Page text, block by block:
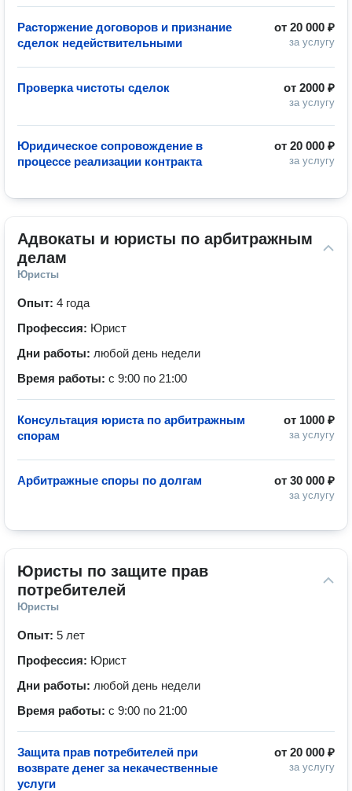
от 20 000 ₽
за услугу
Расторжение договоров и признание
сделок недействительными
от 2000 ₽
за услугу
Проверка чистоты сделок
от 20 000 ₽
за услугу
Юридическое сопровождение в
процессе реализации контракта
Адвокаты и юристы по арбитражным
делам
Юристы
Опыт: 4 года
Профессия: Юрист
Дни работы: любой день недели
Время работы: с 9:00 по 21:00
от 1000 ₽
за услугу
Консультация юриста по арбитражным
спорам
от 30 000 ₽
за услугу
Арбитражные споры по долгам
Юристы по защите прав
потребителей
Юристы
Опыт: 5 лет
Профессия: Юрист
Дни работы: любой день недели
Время работы: с 9:00 по 21:00
от 20 000 ₽
за услугу
Защита прав потребителей при
возврате денег за некачественные
услуги